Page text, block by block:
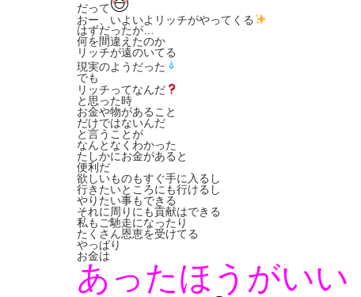
だって
おー、いよいよリッチがやってくる
はずだったが…
何を間違えたのか
リッチが遠のいてる
現実のようだった
でも
リッチってなんだ
と思った時
お金や物があること
だけではないんだ
と言うことが
なんとなくわかった
たしかにお金があると
便利だ
欲しいものもすぐ手に入るし
行きたいところにも行けるし
やりたい事もできる
それに周りにも貢献はできる
私もご馳走になったり
たくさん恩恵を受けてる
やっぱり
お金は
あったほうがいい